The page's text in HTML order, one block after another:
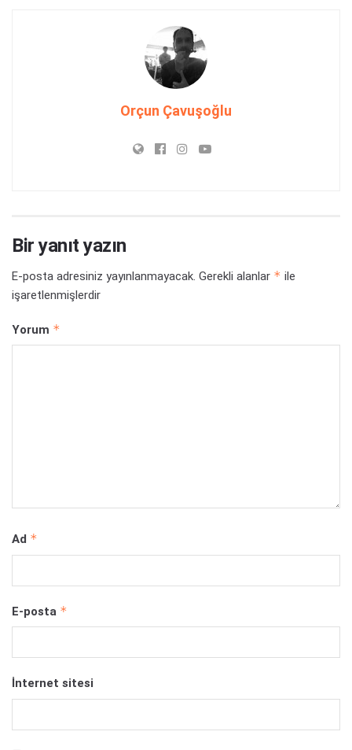
Orçun Çavuşoğlu
Bir yanıt yazın
E-posta adresiniz yayınlanmayacak. Gerekli alanlar * ile
işaretlenmişlerdir
Yorum *
Ad *
E-posta *
İnternet sitesi